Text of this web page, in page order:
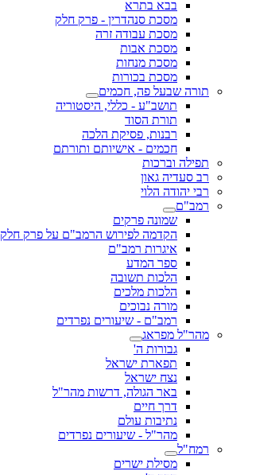
בבא בתרא
מסכת סנהדרין - פרק חלק
מסכת עבודה זרה
מסכת אבות
מסכת מנחות
מסכת בכורות
תורה שבעל פה, חכמים
תושב"ע - כללי, היסטוריה
תורת הסוד
רבנות, פסיקת הלכה
חכמים - אישיותם ותורתם
תפילה וברכות
רב סעדיה גאון
רבי יהודה הלוי
רמב"ם
שמונה פרקים
הקדמה לפירוש הרמב"ם על פרק חלק
איגרות רמב"ם
ספר המדע
הלכות תשובה
הלכות מלכים
מורה נבוכים
רמב"ם - שיעורים נפרדים
מהר"ל מפראג
גבורות ה'
תפארת ישראל
נצח ישראל
באר הגולה, דרשות מהר"ל
דרך חיים
נתיבות עולם
מהר"ל - שיעורים נפרדים
רמח"ל
מסילת ישרים